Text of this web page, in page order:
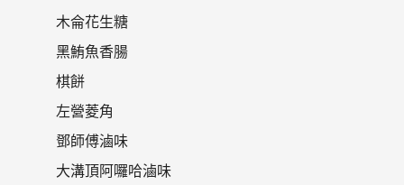
木侖花生糖
黑鮪魚香腸
棋餅
左營菱角
鄧師傅滷味
大溝頂阿囉哈滷味